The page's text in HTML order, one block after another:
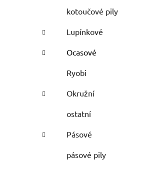
kotoučové pily
Lupínkové
Ocasové
Ryobi
Okružní
ostatní
Pásové
pásové pily